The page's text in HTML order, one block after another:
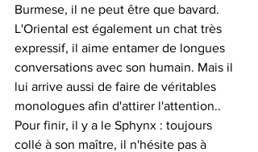
Burmese, il ne peut être que bavard.
L'Oriental est également un chat très
expressif, il aime entamer de longues
conversations avec son humain. Mais il
lui arrive aussi de faire de véritables
monologues afin d'attirer l'attention..
Pour finir, il y a le Sphynx : toujours
collé à son maître, il n'hésite pas à